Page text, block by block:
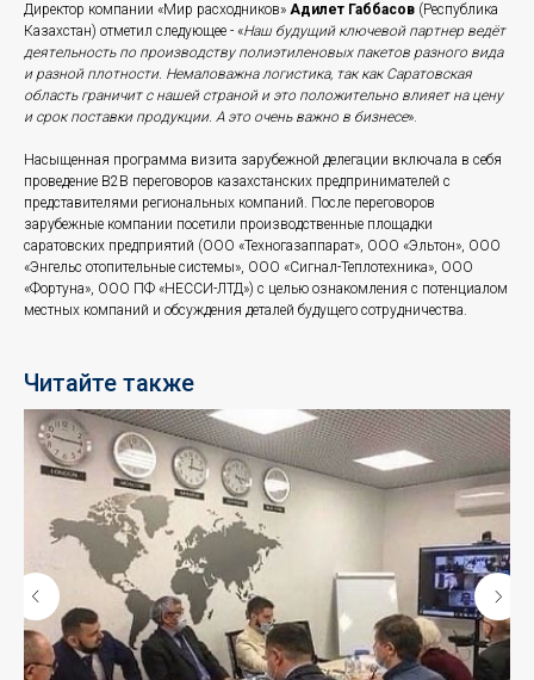
Директор компании «Мир расходников» Адилет Габбасов (Республика
Казахстан) отметил следующее - «Наш будущий ключевой партнер ведёт
деятельность по производству полиэтиленовых пакетов разного вида
и разной плотности. Немаловажна логистика, так как Саратовская
область граничит с нашей страной и это положительно влияет на цену
и срок поставки продукции. А это очень важно в бизнесе».
Насыщенная программа визита зарубежной делегации включала в себя
проведение В2В переговоров казахстанских предпринимателей с
представителями региональных компаний. После переговоров
зарубежные компании посетили производственные площадки
саратовских предприятий (ООО «Техногазаппарат», ООО «Эльтон», ООО
«Энгельс отопительные системы», ООО «Сигнал-Теплотехника», ООО
«Фортуна», ООО ПФ «НЕССИ-ЛТД») с целью ознакомления с потенциалом
местных компаний и обсуждения деталей будущего сотрудничества.
Читайте также